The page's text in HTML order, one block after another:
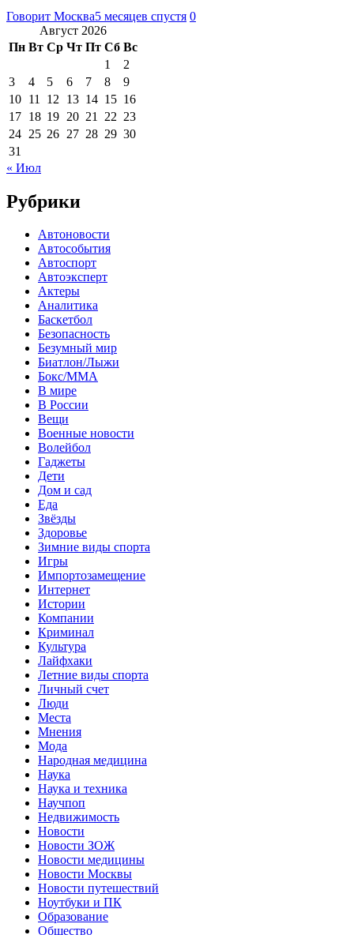
Говорит Москва5 месяцев спустя 0
Август 2026
Пн Вт Ср Чт Пт Сб Вс
1
2
3
4 5 6 7 8
9
10 11 12 13 14 15 16
17 18 19 20 21 22 23
24 25 26 27 28 29 30
31
« Июл
Рубрики
Автоновости
Автособытия
Автоспорт
Автоэксперт
Актеры
Аналитика
Баскетбол
Безопасность
Безумный мир
Биатлон/Лыжи
Бокс/MMA
В мире
В России
Вещи
Военные новости
Волейбол
Гаджеты
Дети
Дом и сад
Еда
Звёзды
Здоровье
Зимние виды спорта
Игры
Импортозамещение
Интернет
Истории
Компании
Криминал
Культура
Лайфхаки
Летние виды спорта
Личный счет
Люди
Места
Мнения
Мода
Народная медицина
Наука
Наука и техника
Научпоп
Недвижимость
Новости
Новости ЗОЖ
Новости медицины
Новости Москвы
Новости путешествий
Ноутбуки и ПК
Образование
Общество